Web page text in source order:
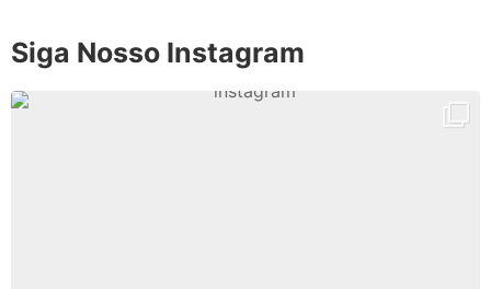
Siga Nosso Instagram